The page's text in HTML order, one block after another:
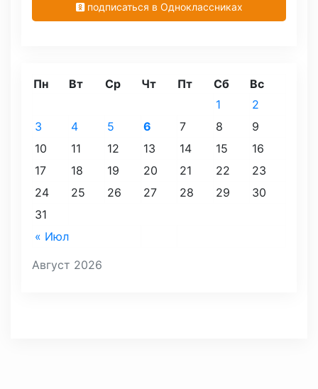
подписаться в Одноклассниках
Август 2026
Пн Вт Ср Чт Пт Сб Вс
« Июл
1
2
3
4 5 6 7 8
9
10
11 12 13 14 15
16
17
18 19 20 21 22
23
24
25 26 27 28 29
30
31